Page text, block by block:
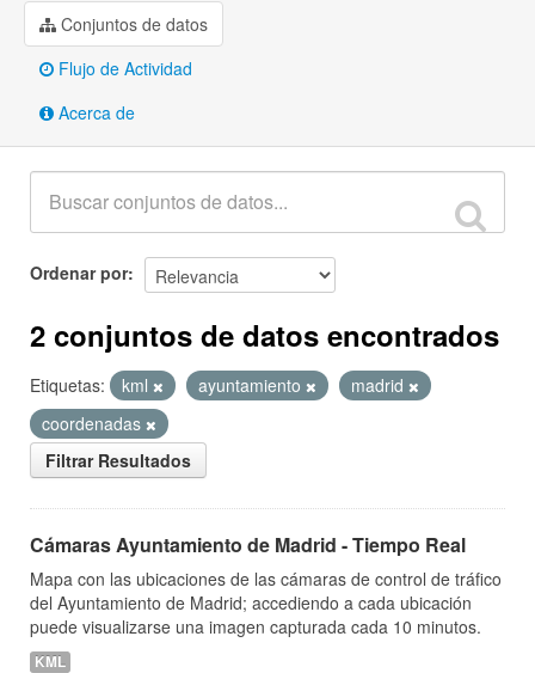
Conjuntos de datos
Flujo de Actividad
Acerca de
Ordenar por
2 conjuntos de datos encontrados
Etiquetas: kml ayuntamiento
madrid
coordenadas
Filtrar Resultados
Cámaras Ayuntamiento de Madrid - Tiempo Real
Mapa con las ubicaciones de las cámaras de control de tráfico
del Ayuntamiento de Madrid; accediendo a cada ubicación
puede visualizarse una imagen capturada cada 10 minutos.
KML